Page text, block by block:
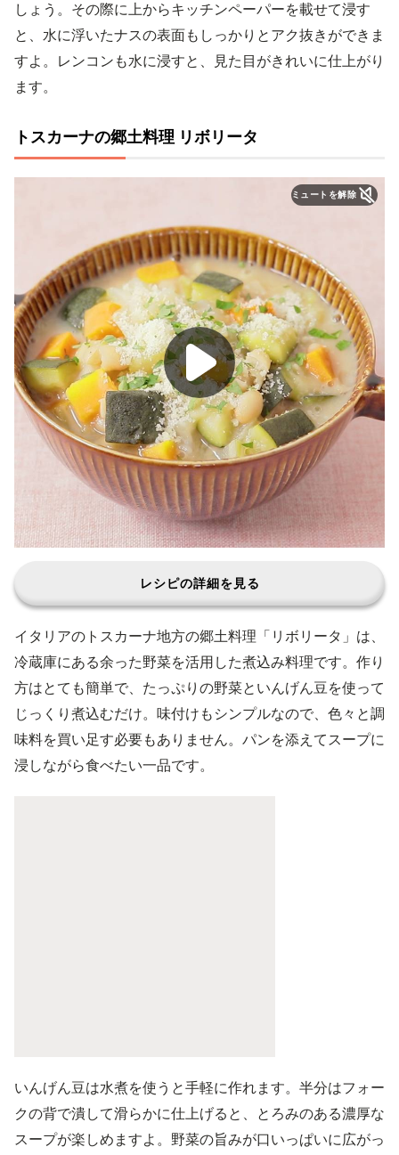
しょう。その際に上からキッチンペーパーを載せて浸す
と、水に浮いたナスの表面もしっかりとアク抜きができま
すよ。レンコンも水に浸すと、見た目がきれいに仕上がり
ます。
トスカーナの郷土料理 リボリータ
ミュートを解除
レシピの詳細を見る
イタリアのトスカーナ地方の郷土料理「リボリータ」は、
冷蔵庫にある余った野菜を活用した煮込み料理です。作り
方はとても簡単で、たっぷりの野菜といんげん豆を使って
じっくり煮込むだけ。味付けもシンプルなので、色々と調
味料を買い足す必要もありません。パンを添えてスープに
浸しながら食べたい一品です。
いんげん豆は水煮を使うと手軽に作れます。半分はフォー
クの背で潰して滑らかに仕上げると、とろみのある濃厚な
スープが楽しめますよ。野菜の旨みが口いっぱいに広がっ